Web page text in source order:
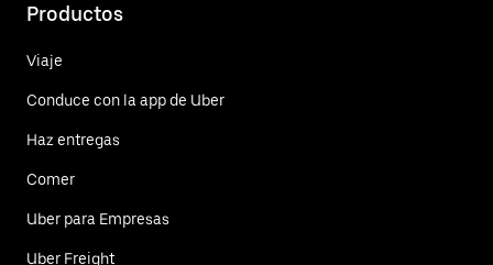
Productos
Viaje
Conduce con la app de Uber
Haz entregas
Comer
Uber para Empresas
Uber Freight